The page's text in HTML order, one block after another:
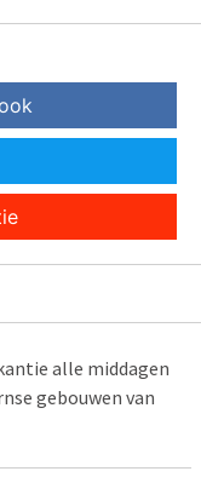
alle middagen
gebouwen van